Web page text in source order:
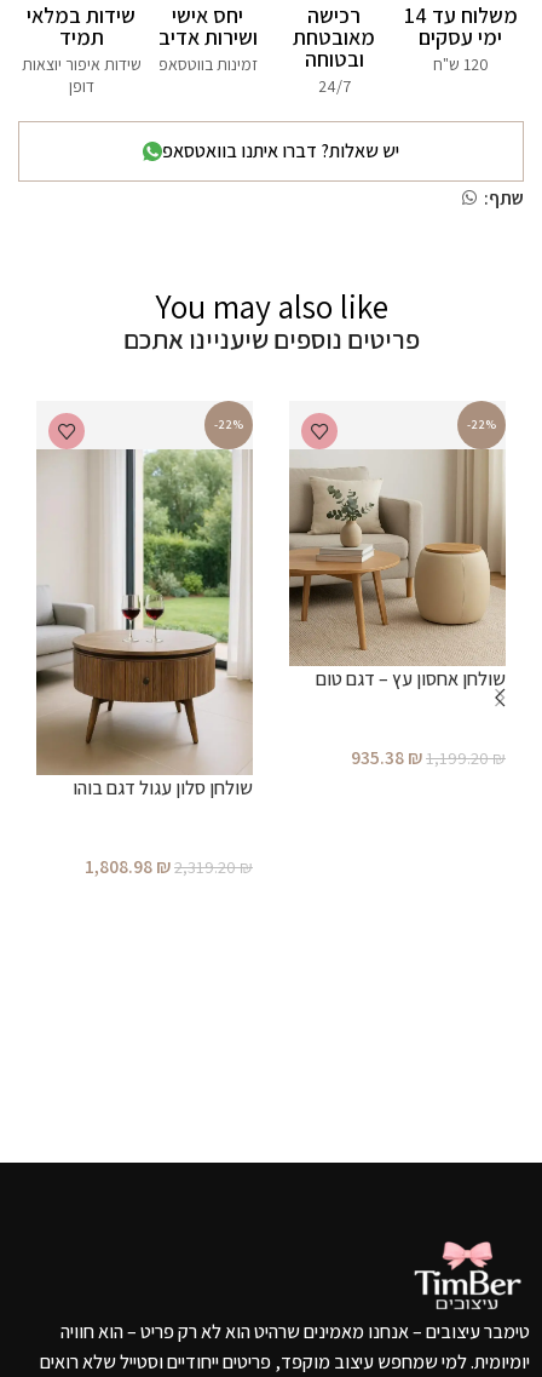
משלוח עד 14
ימי עסקים
120 ש"ח
רכישה
מאובטחת
ובטוחה
24/7
יחס אישי
ושירות אדיב
זמינות בווטסאפ
שידות במלאי
תמיד
שידות איפור יוצאות
דופן
יש שאלות? דברו איתנו בוואטסאפ
שתף:
You may also like
פריטים נוספים שיעניינו אתכם
-22%
שולחן אחסון עץ – דגם טום
1,199.20₪
935.38₪
-22%
שולחן סלון עגול דגם בוהו
2,319.20₪
1,808.98₪
טימבר עיצובים – אנחנו מאמינים שרהיט הוא לא רק פריט – הוא חוויה
יומיומית. למי שמחפש עיצוב מוקפד, פריטים ייחודיים וסטייל שלא רואים